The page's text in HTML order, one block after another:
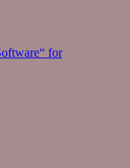
for